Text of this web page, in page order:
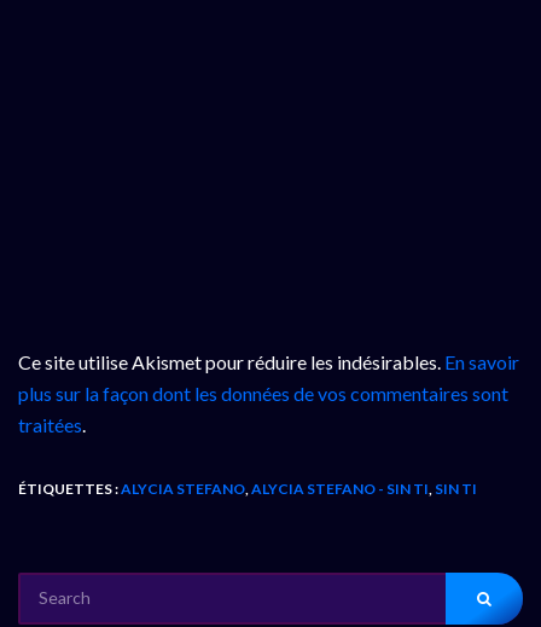
Ce site utilise Akismet pour réduire les indésirables. En savoir
plus sur la façon dont les données de vos commentaires sont
traitées.
ÉTIQUETTES :ALYCIA STEFANO ALYCIA STEFANO - SIN TI SIN TI
FOR: